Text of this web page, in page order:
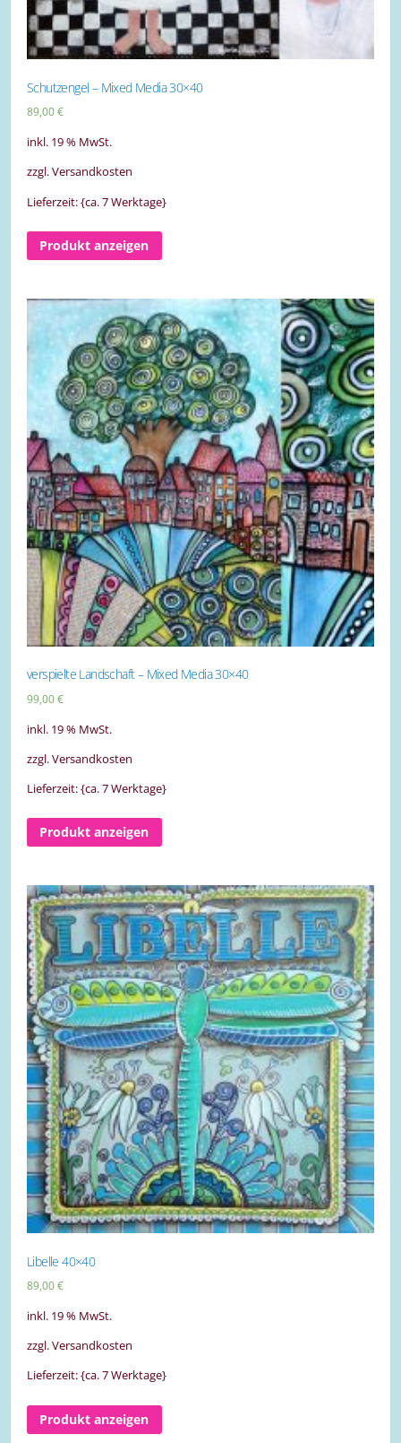
Schutzengel – Mixed Media 30×40
89,00€
inkl. 19 % MwSt.
zzgl. Versandkosten
Lieferzeit: {ca. 7 Werktage}
Produkt anzeigen
verspielte Landschaft – Mixed Media 30×40
99,00€
inkl. 19 % MwSt.
zzgl. Versandkosten
Lieferzeit: {ca. 7 Werktage}
Produkt anzeigen
Libelle 40×40
89,00€
inkl. 19 % MwSt.
zzgl. Versandkosten
Lieferzeit: {ca. 7 Werktage}
Produkt anzeigen